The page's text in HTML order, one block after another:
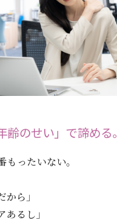
のせい」で諦める。
もったいない。
から」
あるし」